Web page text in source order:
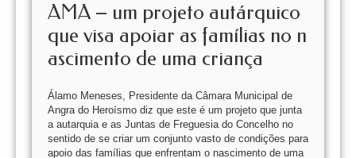
AMA – um projeto autárquico
que visa apoiar as famílias no n
ascimento de uma criança
Álamo Meneses, Presidente da Câmara Municipal de
Angra do Heroísmo diz que este é um projeto que junta
a autarquia e as Juntas de Freguesia do Concelho no
sentido de se criar um conjunto vasto de condições para
apoio das famílias que enfrentam o nascimento de uma